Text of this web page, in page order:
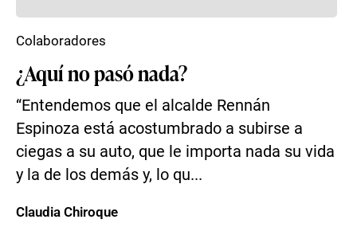
¿Aquí no pasó nada?
“Entendemos que el alcalde Rennán
Espinoza está acostumbrado a subirse a
ciegas a su auto, que le importa nada su vida
y la de los demás y, lo qu...
Colaboradores
Claudia Chiroque